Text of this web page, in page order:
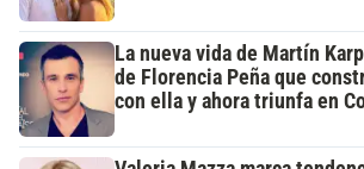
La nueva vida de Martín
de Florencia Peña que
con ella y ahora triunfa en